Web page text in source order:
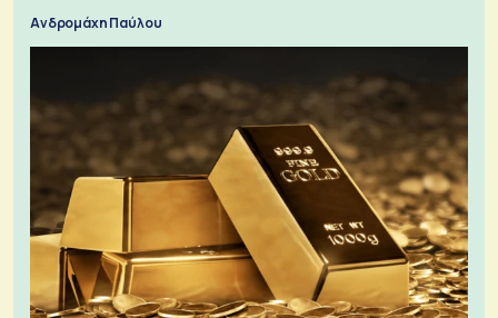
Ανδρομάχη Παύλου